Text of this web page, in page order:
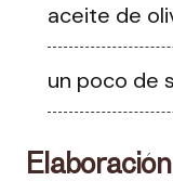
aceite de
un poco de
Elaboración